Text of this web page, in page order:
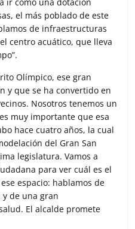
ir como una dotación
el más poblado de este
de infraestructuras
centro acuático, que lleva
Olímpico, ese gran
y que se ha convertido en
Nosotros tenemos un
muy importante que esa
hace cuatro años, la cual
del Gran San
legislatura. Vamos a
para ver cuál es el
espacio: hablamos de
de una gran
El alcalde promete